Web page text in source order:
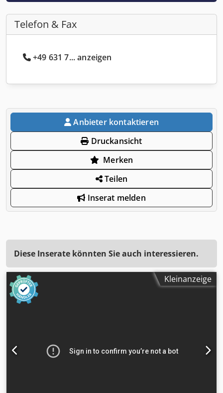
Telefon & Fax
+49 631 7... anzeigen
Anbieter kontaktieren
Druckansicht
Merken
Teilen
Inserat melden
Diese Inserate könnten Sie auch interessieren.
Kleinanzeige